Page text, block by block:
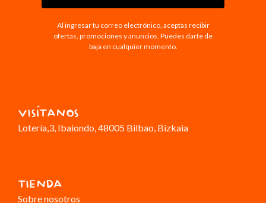
Al ingresar tu correo electrónico, aceptas recibir
ofertas, promociones y anuncios. Puedes darte de
baja en cualquier momento.
VISÍTANOS
Lotería,3, Ibaiondo, 48005 Bilbao, Bizkaia
TIENDA
Sobre nosotros